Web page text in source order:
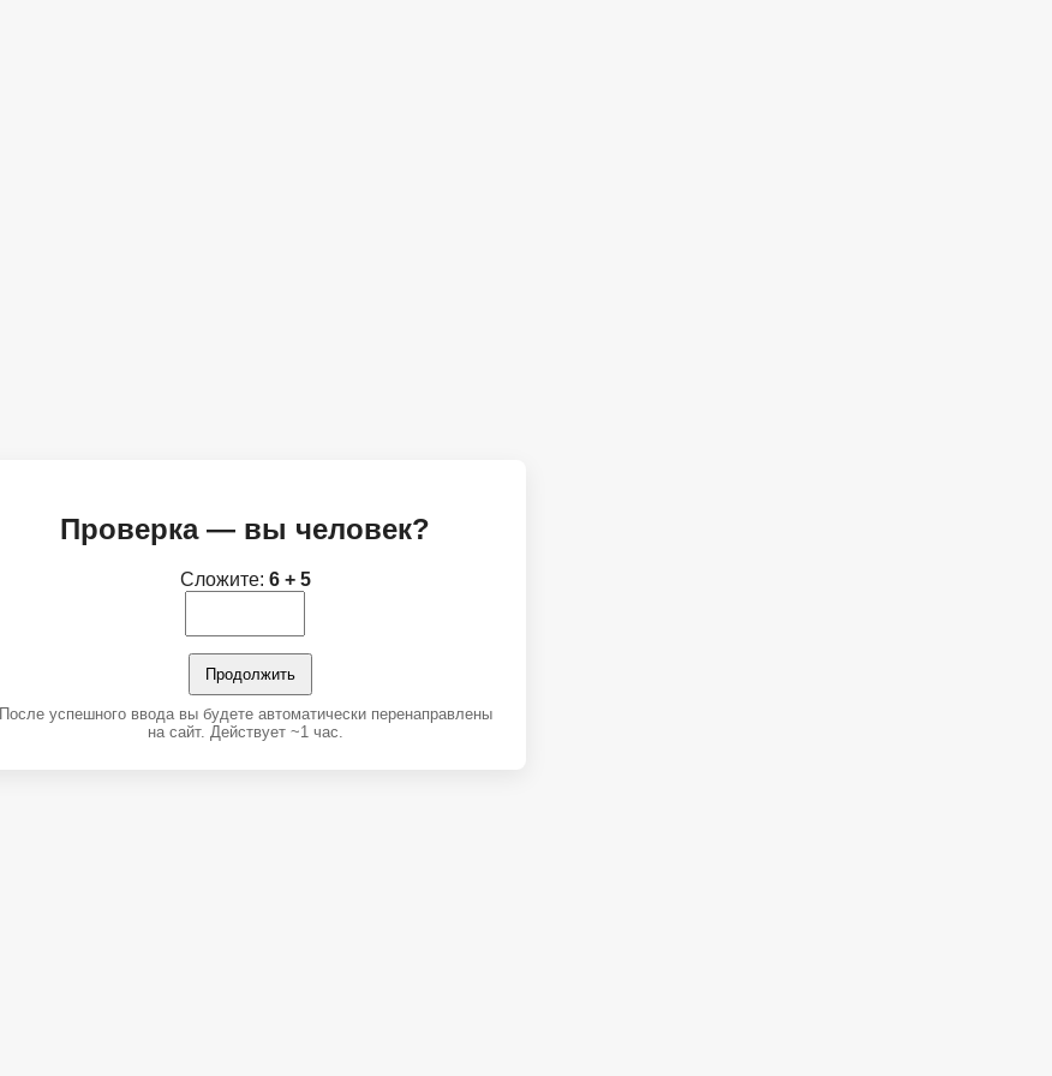
Проверка — вы человек?
Сложите: 6 + 5
Продолжить
После успешного ввода вы будете автоматически перенаправлены
на сайт. Действует ~1 час.